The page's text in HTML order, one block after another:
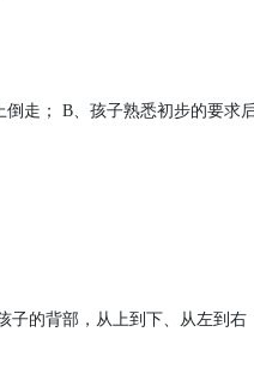
走； B、孩子熟悉初步的要求
子的背部，从上到下、从左到